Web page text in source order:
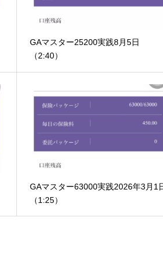
GAマスター25200実践8月5日
（2:40）
GAマスター63000実践2026年3月1
（1:25）